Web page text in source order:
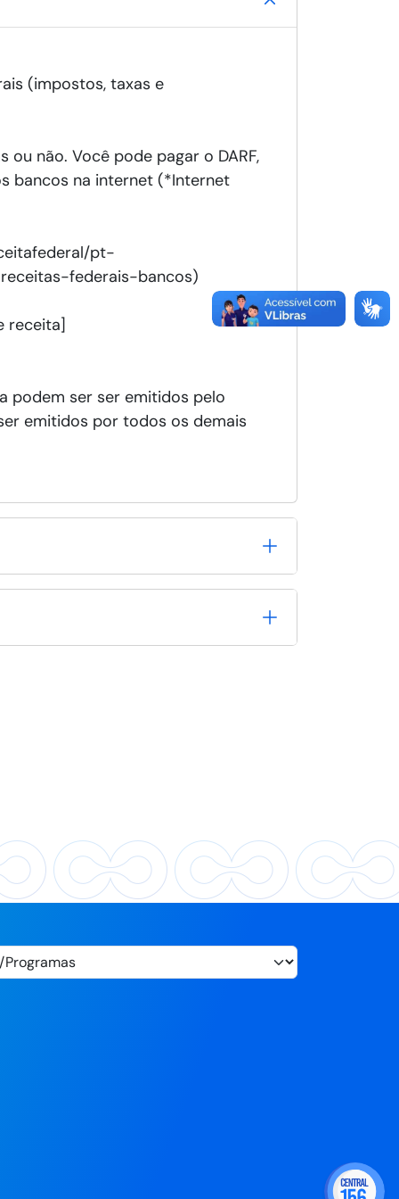
(impostos, taxas e
não. Você pode pagar o DARF,
bancos na internet (*Internet
pt-
federais-bancos)
receita]
podem ser ser emitidos pelo
emitidos por todos os demais